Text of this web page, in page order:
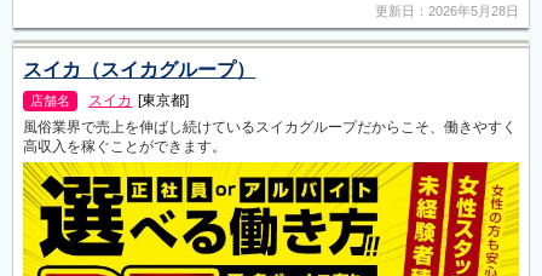
更新日：2026年5月28日
スイカ（スイカグループ）
店舗名 スイカ [東京都]
風俗業界で売上を伸ばし続けているスイカグループだからこそ、働きやすく
高収入を稼ぐことができます。